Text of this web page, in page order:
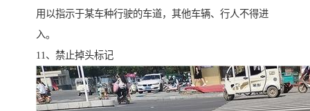
用以指示于某车种行驶的车道，其他车辆、行人不得进
入。
11、禁止掉头标记